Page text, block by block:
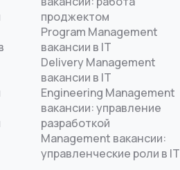
проджектом
Program Management
вакансии в IT
Delivery Management
вакансии в IT
Engineering Management
вакансии: управление
разработкой
Management вакансии:
управленческие роли в IT